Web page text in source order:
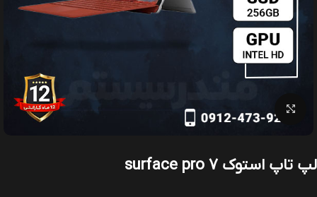
لپ تاپ استوک surface pro 7